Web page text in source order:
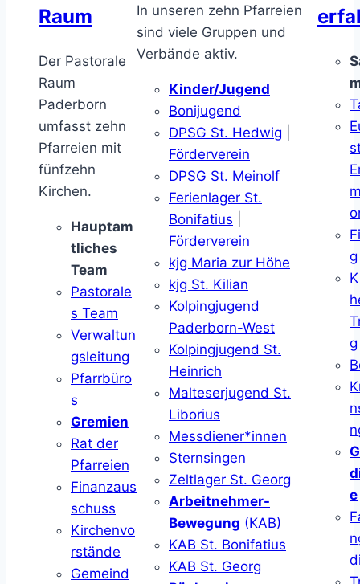
Raum
Der Pastorale
Raum
Paderborn
umfasst zehn
Pfarreien mit
fünfzehn
Kirchen.
Hauptam
tliches
Team
Pastorale
s Team
Verwaltun
gsleitung
Pfarrbüro
s
Gremien
Rat der
Pfarreien
Finanzaus
schuss
Kirchenvo
rstände
Gemeind
In unseren zehn Pfarreien
sind viele Gruppen und
Verbände aktiv.
Kinder/Jugend
Bonijugend
DPSG St. Hedwig
Förderverein
DPSG St. Meinolf
Ferienlager St.
Bonifatius
Förderverein
kjg Maria zur Höhe
kjg St. Kilian
Kolpingjugend
Paderborn-West
Kolpingjugend St.
Heinrich
Malteserjugend St.
Liborius
Messdiener*innen
Sternsingen
Zeltlager St. Georg
Arbeitnehmer-
Bewegung (KAB)
KAB St. Bonifatius
KAB St. Georg
g
g
e